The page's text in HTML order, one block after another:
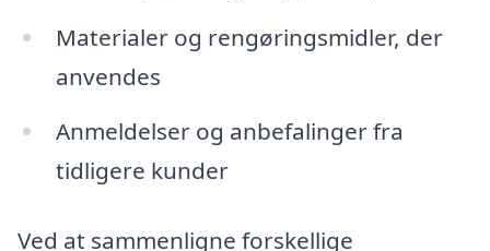
Materialer og rengøringsmidler, der
anvendes
Anmeldelser og anbefalinger fra
tidligere kunder
Ved at sammenligne forskellige